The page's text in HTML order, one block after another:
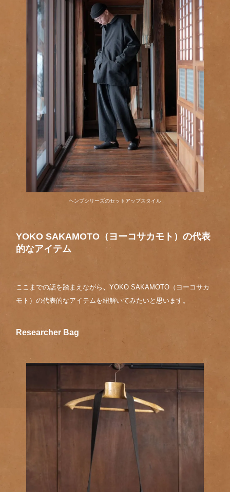
ヘンプシリーズのセットアップスタイル
YOKO SAKAMOTO（ヨーコサカモト）の代表
的なアイテム
ここまでの話を踏まえながら 、YOKO SAKAMOTO（ヨーコサカ
モト）の代表的なアイテムを紐解いてみたいと思います。
Researcher Bag